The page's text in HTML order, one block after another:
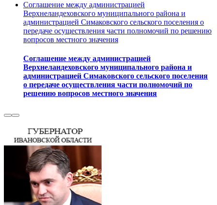
Соглашение между администрацией
Верхнеландеховского муниципального района и
администрацией Симаковского сельского поселения о
передаче осуществления части полномочий по решению
вопросов местного значения
Соглашение между администрацией
Верхнеландеховского муниципального района и
администрацией Симаковского сельского поселения
о передаче осуществления части полномочий по
решению вопросов местного значения